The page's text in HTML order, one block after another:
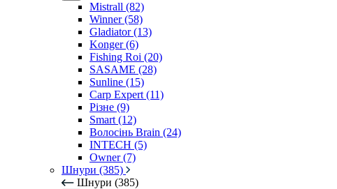
Mistrall (82)
Winner (58)
Gladiator (13)
Konger (6)
Fishing Roi (20)
SASAME (28)
Sunline (15)
Carp Expert (11)
Різне (9)
Smart (12)
Волосінь Brain (24)
INTECH (5)
Owner (7)
Шнури (385)
Шнури (385)